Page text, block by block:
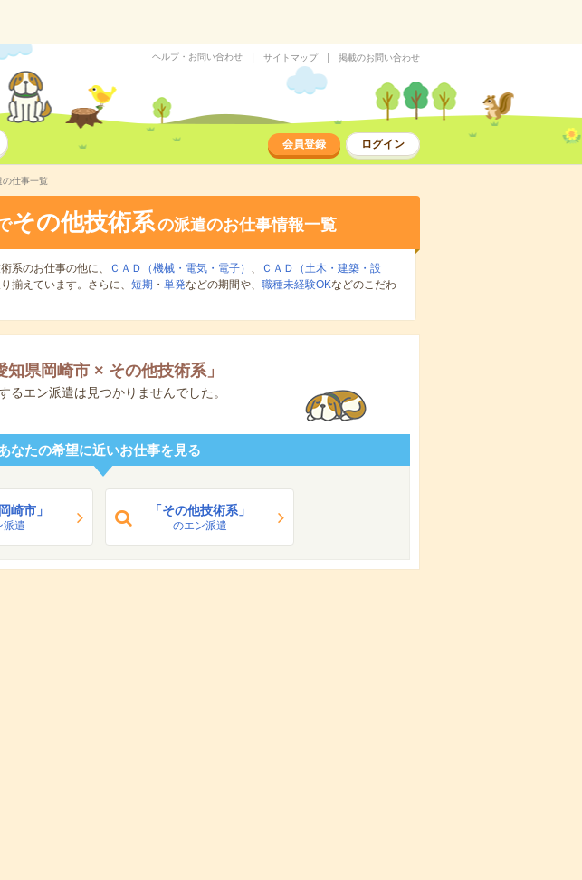
ヘルプ・お問い合わせ サイトマップ 掲載のお問い合わせ
会員登録 ログイン
仕事一覧
その他技術系の派遣のお仕事情報一覧
系のお仕事の他に、 ＣＡＤ（機械・電気・電子） 、
ＣＡＤ（土木・建築・設
揃えています。さらに、 短期 ・ 単発などの期間や、 職種未経験OKなどのこだわ
知県岡崎市 × その他技術系」
るエン派遣は見つかりませんでした。
なたの希望に近いお仕事を見る
崎市」
派遣
「その他技術系」
のエン派遣